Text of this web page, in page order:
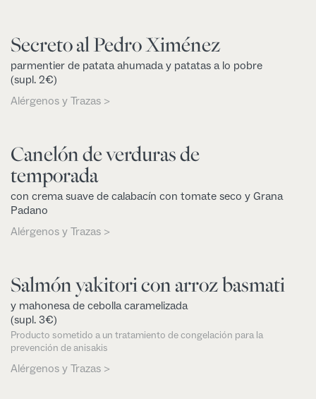
Secreto al Pedro Ximénez
parmentier de patata ahumada y patatas a lo pobre
(supl. 2€)
Alérgenos y Trazas >
Canelón de verduras de
temporada
con crema suave de calabacín con tomate seco y Grana
Padano
Alérgenos y Trazas >
Salmón yakitori con arroz basmati
y mahonesa de cebolla caramelizada
(supl. 3€)
Producto sometido a un tratamiento de congelación para la
prevención de anisakis
Alérgenos y Trazas >